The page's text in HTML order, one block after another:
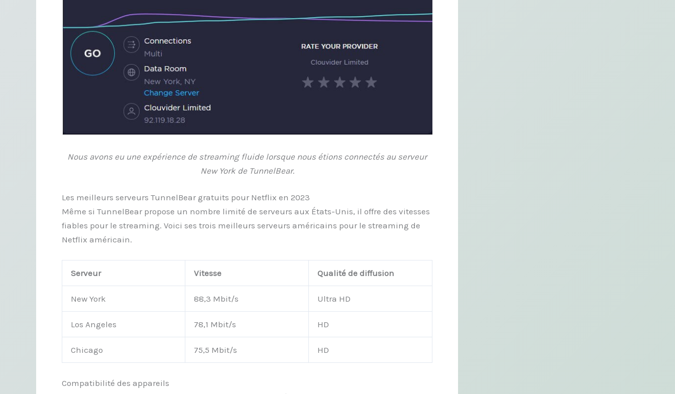
Nous avons eu une expérience de streaming fluide lorsque nous étions connectés au serveur
New York de TunnelBear.
Les meilleurs serveurs TunnelBear gratuits pour Netflix en 2023
Même si TunnelBear propose un nombre limité de serveurs aux États-Unis, il offre des vitesses
fiables pour le streaming. Voici ses trois meilleurs serveurs américains pour le streaming de
Netflix américain.
Serveur Vitesse Qualité de diffusion
New York 88,3 Mbit/s Ultra HD
Los Angeles 78,1 Mbit/s HD
Chicago 75,5 Mbit/s HD
Compatibilité des appareils